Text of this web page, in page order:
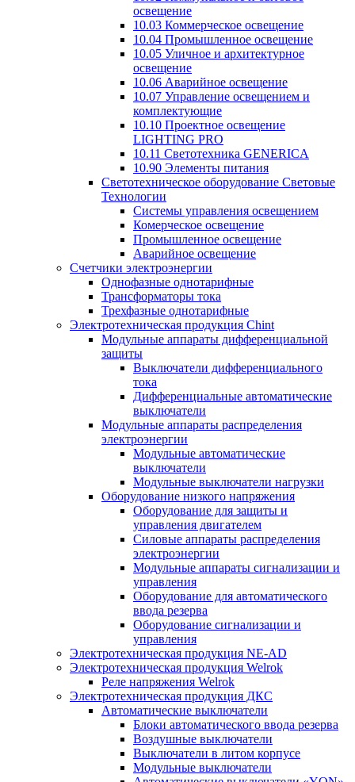
освещение
10.03 Коммерческое освещение
10.04 Промышленное освещение
10.05 Уличное и архитектурное
освещение
10.06 Аварийное освещение
10.07 Управление освещением и
комплектующие
10.10 Проектное освещение
LIGHTING PRO
10.11 Светотехника GENERICA
10.90 Элементы питания
Светотехническое оборудование Световые
Технологии
Системы управления освещением
Комерческое освещение
Промышленное освещение
Аварийное освещение
Счетчики электроэнергии
Однофазные однотарифные
Трансформаторы тока
Трехфазные однотарифные
Электротехническая продукция Chint
Модульные аппараты дифференциальной
защиты
Выключатели дифференциального
тока
Дифференциальные автоматические
выключатели
Модульные аппараты распределения
электроэнергии
Модульные автоматические
выключатели
Модульные выключатели нагрузки
Оборудование низкого напряжения
Оборудование для защиты и
управления двигателем
Силовые аппараты распределения
электроэнергии
Модульные аппараты сигнализации и
управления
Оборудование для автоматического
ввода резерва
Оборудование сигнализации и
управления
Электротехническая продукция NE-AD
Электротехническая продукция Welrok
Реле напряжения Welrok
Электротехническая продукция ДКС
Автоматические выключатели
Блоки автоматического ввода резерва
Воздушные выключатели
Выключатели в литом корпусе
Модульные выключатели